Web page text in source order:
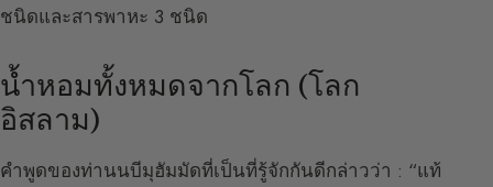
ชนิดและสารพาหะ 3 ชนิด
น้ำหอมทั้งหมดจากโลก (โลก
อิสลาม)
คำพูดของท่านนบีมุฮัมมัดที่เป็นที่รู้จักกันดีกล่าวว่า : “แท้